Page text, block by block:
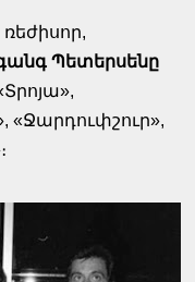
Պետերսենը